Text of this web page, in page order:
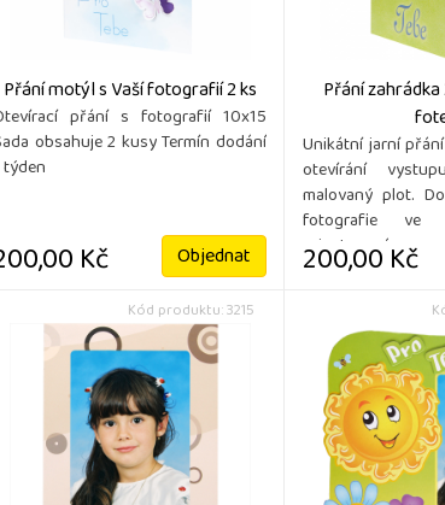
Přání motýl s Vaší fotografií 2 ks
přání s fotografií 10x15
obsahuje 2 kusy Termín dodání
Kč Objednat
Přání
Unikátní jarní
otevírání
malovaný plot.
fotografie ve
orientovaná na ...
200,00 Kč
Kód produktu: 3215